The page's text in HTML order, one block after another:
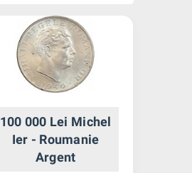
100 000 Lei Michel
Ier - Roumanie
Argent